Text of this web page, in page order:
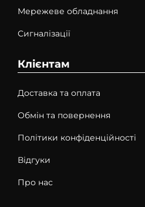
Мережеве обладнання
Сигналізації
Клієнтам
Доставка та оплата
Обмін та повернення
Політики конфіденційності
Відгуки
Про нас